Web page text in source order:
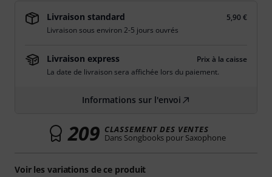
Voir les variations de ce produit
Livraison standard
5,90 €
Livraison sous environ 2-5 jours ouvrés
Livraison express
Prix à la caisse
La date de livraison sera affichée lors du paiement.
Informations sur l'envoi
209 CLASSEMENT DES VENTES
Dans Songbooks pour Saxophone